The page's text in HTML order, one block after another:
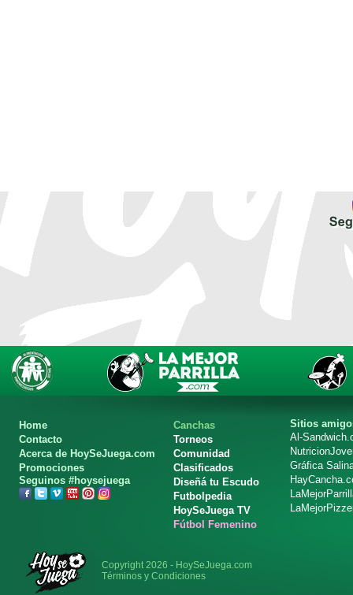
Home
Contacto
Acerca de HoySeJuega.com
Promociones
Seguinos #hoysejuega
Canchas
Torneos
Comunidad
Clasificados
Diseñá tu Escudo
Futbolpedia
HoySeJuega TV
Fútbol Femenino
Sitios
Al-
Gráfica
Copyright 2026 - HoySeJuega.com
Términos y Condiciones